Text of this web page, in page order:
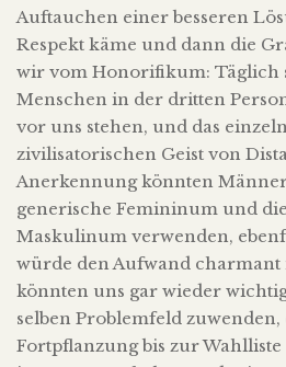
Auftauchen einer besseren
Respekt käme und dann die
wir vom Honorifikum: Täglich
Menschen in der dritten
vor uns stehen, und das
zivilisatorischen Geist von
Anerkennung könnten
generische Femininum und
Maskulinum verwenden,
würde den Aufwand
könnten uns gar wieder
selben Problemfeld
Fortpflanzung bis zur